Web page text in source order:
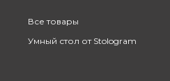
Все товары
Умный стол от Stologram